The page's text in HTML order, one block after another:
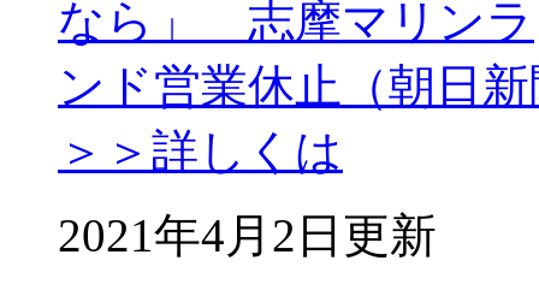
なら」 志摩マリンラ
ンド営業休止（朝日
＞＞詳しくは
2021年4月2日更新